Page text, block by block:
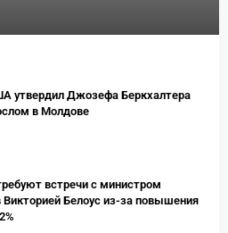
утвердил Джозефа Беркхалтера
в Молдове
встречи с министром
Викторией Белоус из-за повышения